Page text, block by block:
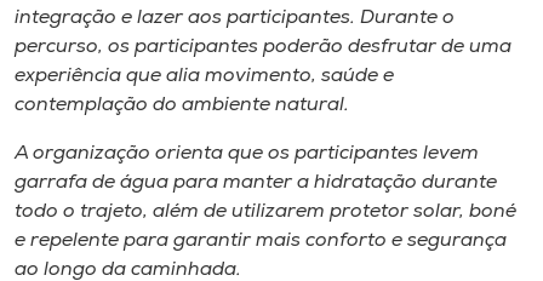
Unoesc
Store
Selecione
o idioma
integração e lazer aos participantes. Durante o
percurso, os participantes poderão desfrutar de uma
experiência que alia movimento, saúde e
contemplação do ambiente natural.
A organização orienta que os participantes levem
garrafa de água para manter a hidratação durante
todo o trajeto, além de utilizarem protetor solar, boné
e repelente para garantir mais conforto e segurança
ao longo da caminhada.